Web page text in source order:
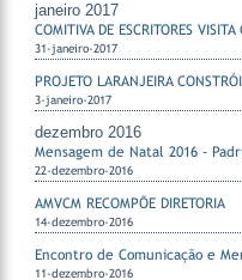
janeiro 2017
COMITIVA DE ESCRITORES
31-janeiro-2017
PROJETO LARANJEIRA
3-janeiro-2017
dezembro 2016
Mensagem de Natal 2016 -
22-dezembro-2016
AMVCM RECOMPÕE DIRETORIA
14-dezembro-2016
Encontro de Comunicação e
11-dezembro-2016